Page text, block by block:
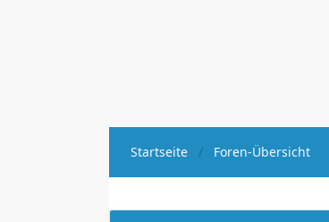
Startseite Foren-Übersicht